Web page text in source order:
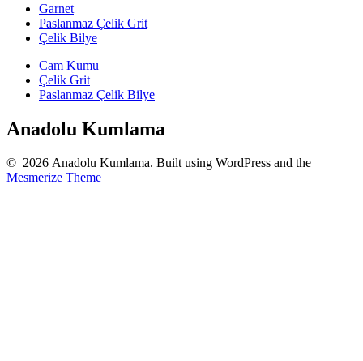
Garnet
Paslanmaz Çelik Grit
Çelik Bilye
Cam Kumu
Çelik Grit
Paslanmaz Çelik Bilye
Anadolu Kumlama
© 2026 Anadolu Kumlama. Built using WordPress and the
Mesmerize Theme